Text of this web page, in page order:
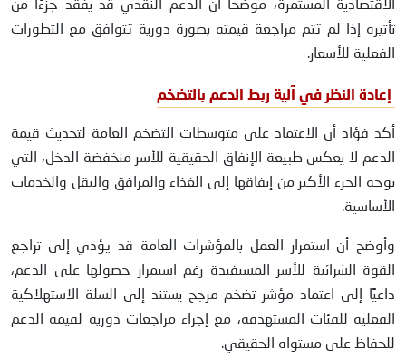
الاقتصادية المستمرة، موضحًا أن الدعم النقدي قد يفقد جزءًا من
تأثيره إذا لم تتم مراجعة قيمته بصورة دورية تتوافق مع التطورات
الفعلية للأسعار.
إعادة النظر في آلية ربط الدعم بالتضخم
أكد فؤاد أن الاعتماد على متوسطات التضخم العامة لتحديث قيمة
الدعم لا يعكس طبيعة الإنفاق الحقيقية للأسر منخفضة الدخل، التي
توجه الجزء الأكبر من إنفاقها إلى الغذاء والمرافق والنقل والخدمات
الأساسية.
وأوضح أن استمرار العمل بالمؤشرات العامة قد يؤدي إلى تراجع
القوة الشرائية للأسر المستفيدة رغم استمرار حصولها على الدعم،
داعيًا إلى اعتماد مؤشر تضخم مرجح يستند إلى السلة الاستهلاكية
الفعلية للفئات المستهدفة، مع إجراء مراجعات دورية لقيمة الدعم
للحفاظ على مستواه الحقيقي.